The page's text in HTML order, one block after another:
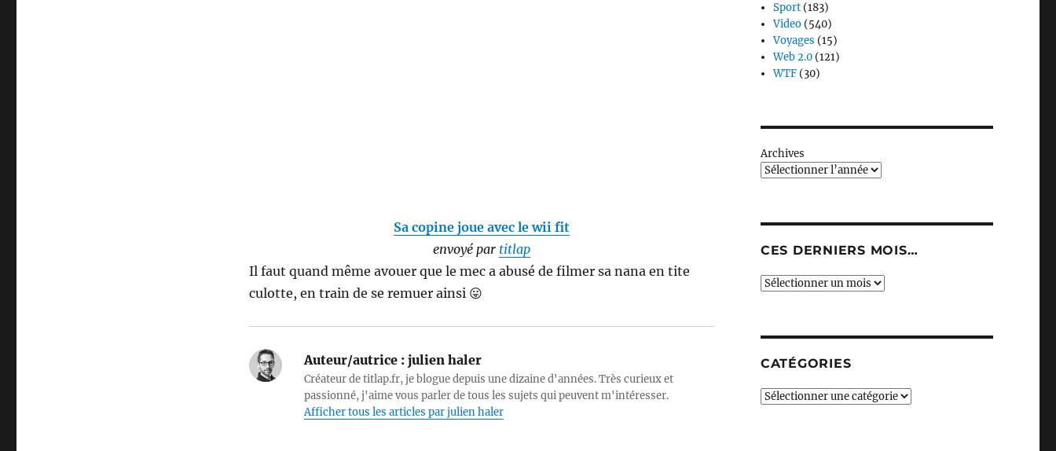
Sa copine joue avec le wii fit
envoyé par titlap
Il faut quand même avouer que le mec a abusé de filmer sa nana en tite
culotte, en train de se remuer ainsi 😛
Auteur/autrice :julien haler
Créateur de titlap.fr, je blogue depuis une dizaine d'années. Très curieux et
passionné, j'aime vous parler de tous les sujets qui peuvent m'intéresser.
Afficher tous les articles par julien haler
Sport (183)
Video (540)
Voyages (15)
Web 2.0 (121)
WTF (30)
Archives
CES DERNIERS MOIS…
Ces
CATÉGORIES
Catégories